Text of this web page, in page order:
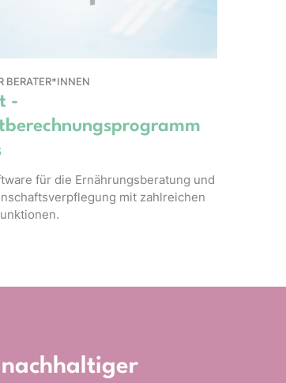
BERATER*INNEN
-
für die Ernährungsberatung und
mit zahlreichen